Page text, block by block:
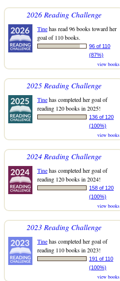
2026 Reading Challenge
Tinehas read 96 books toward her
goal of 110 books.
96 of 110
(87%)
view books
2025 Reading Challenge
Tinehas completed her goal of
reading 120 books in 2025!
136 of 120
(100%)
view books
2024 Reading Challenge
Tinehas completed her goal of
reading 120 books in 2024!
158 of 120
(100%)
view books
2023 Reading Challenge
Tinehas completed her goal of
reading 110 books in 2023!
191 of 110
(100%)
view books